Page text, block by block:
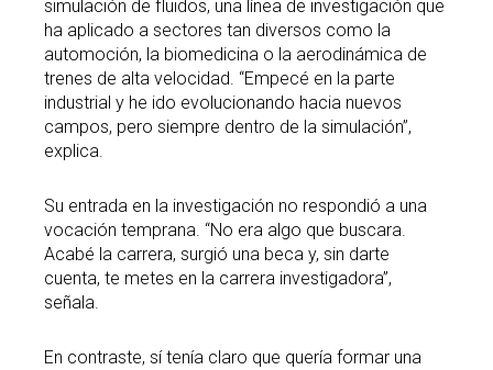
simulación de fluidos, una línea de investigación que
ha aplicado a sectores tan diversos como la
automoción, la biomedicina o la aerodinámica de
trenes de alta velocidad. “Empecé en la parte
industrial y he ido evolucionando hacia nuevos
campos, pero siempre dentro de la simulación”,
explica.
Su entrada en la investigación no respondió a una
vocación temprana. “No era algo que buscara.
Acabé la carrera, surgió una beca y, sin darte
cuenta, te metes en la carrera investigadora”,
señala.
En contraste, sí tenía claro que quería formar una